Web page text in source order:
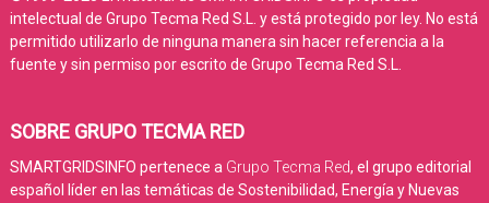
intelectual de Grupo Tecma Red S.L. y está protegido por ley. No está
permitido utilizarlo de ninguna manera sin hacer referencia a la
fuente y sin permiso por escrito de Grupo Tecma Red S.L.
SOBRE GRUPO TECMA RED
SMARTGRIDSINFO pertenece a Grupo Tecma Red, el grupo editorial
español líder en las temáticas de Sostenibilidad, Energía y Nuevas